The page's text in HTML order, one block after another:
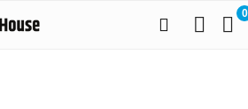
0